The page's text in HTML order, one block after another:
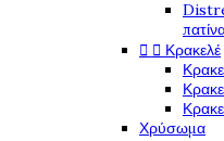
  Κρακελέ
Χρύσωμα